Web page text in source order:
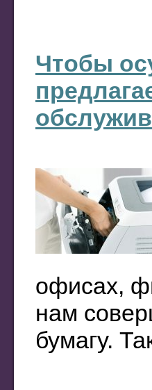
Чтобы
офисах,
нам
бумагу.